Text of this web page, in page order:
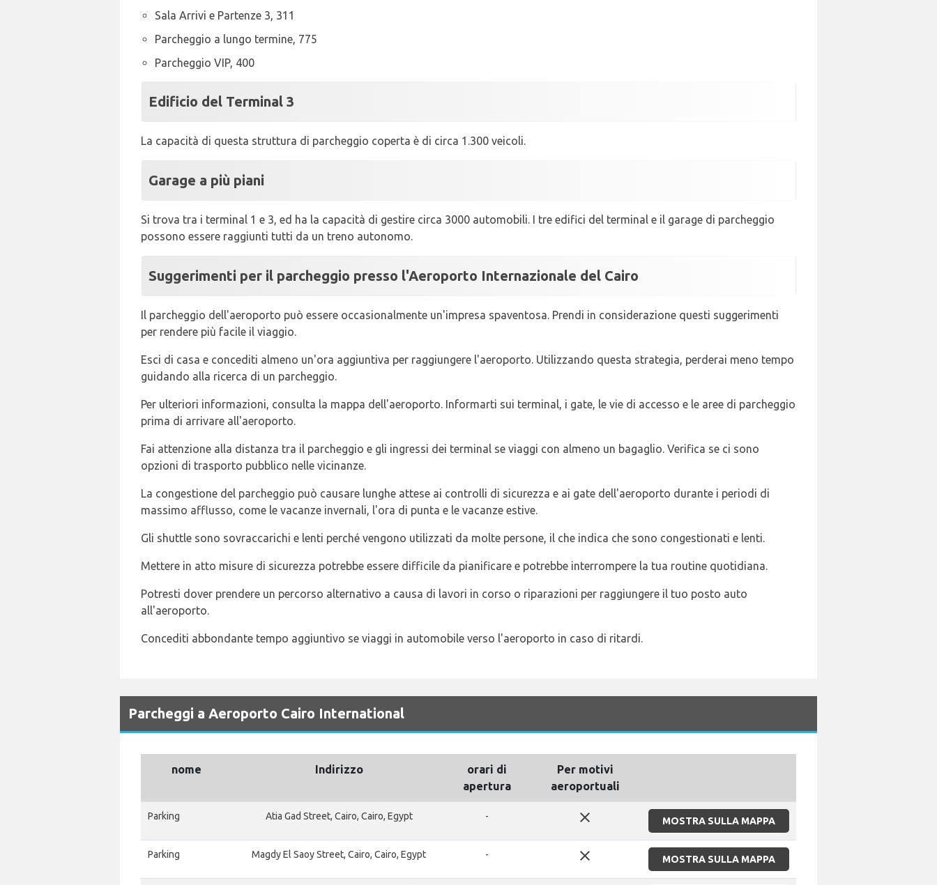
Sala Arrivi e Partenze 3, 311
Parcheggio a lungo termine, 775
Parcheggio VIP, 400
Edificio del Terminal 3
La capacità di questa struttura di parcheggio coperta è di circa 1.300 veicoli.
Garage a più piani
Si trova tra i terminal 1 e 3, ed ha la capacità di gestire circa 3000 automobili. I tre edifici del terminal e il garage di parcheggio
possono essere raggiunti tutti da un treno autonomo.
Suggerimenti per il parcheggio presso l'Aeroporto Internazionale del Cairo
Il parcheggio dell'aeroporto può essere occasionalmente un'impresa spaventosa. Prendi in considerazione questi suggerimenti
per rendere più facile il viaggio.
Esci di casa e concediti almeno un'ora aggiuntiva per raggiungere l'aeroporto. Utilizzando questa strategia, perderai meno tempo
guidando alla ricerca di un parcheggio.
Per ulteriori informazioni, consulta la mappa dell'aeroporto. Informarti sui terminal, i gate, le vie di accesso e le aree di parcheggio
prima di arrivare all'aeroporto.
Fai attenzione alla distanza tra il parcheggio e gli ingressi dei terminal se viaggi con almeno un bagaglio. Verifica se ci sono
opzioni di trasporto pubblico nelle vicinanze.
La congestione del parcheggio può causare lunghe attese ai controlli di sicurezza e ai gate dell'aeroporto durante i periodi di
massimo afflusso, come le vacanze invernali, l'ora di punta e le vacanze estive.
Gli shuttle sono sovraccarichi e lenti perché vengono utilizzati da molte persone, il che indica che sono congestionati e lenti.
Mettere in atto misure di sicurezza potrebbe essere difficile da pianificare e potrebbe interrompere la tua routine quotidiana.
Potresti dover prendere un percorso alternativo a causa di lavori in corso o riparazioni per raggiungere il tuo posto auto
all'aeroporto.
Concediti abbondante tempo aggiuntivo se viaggi in automobile verso l'aeroporto in caso di ritardi.
Parcheggi a Aeroporto Cairo International
nome Indirizzo
orari di
apertura
Per motivi
aeroportuali
Parking Atia Gad Street, Cairo, Cairo, Egypt - close MOSTRA SULLA MAPPA
Parking Magdy El Saoy Street, Cairo, Cairo, Egypt - close MOSTRA SULLA MAPPA